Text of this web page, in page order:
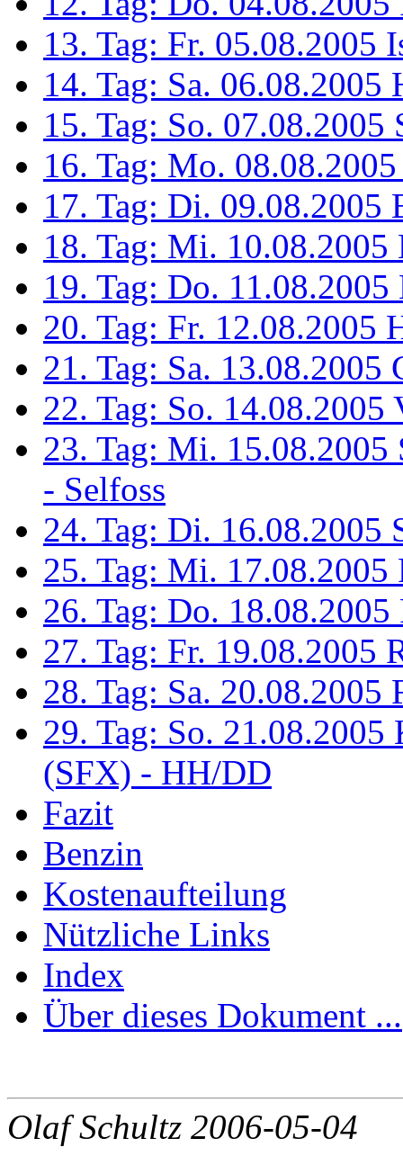
13. Tag: Fr. 05.08.2005
14. Tag: Sa.
15. Tag: So. 07.08.2005
16. Tag: Mo.
17. Tag: Di.
18. Tag: Mi.
19. Tag: Do.
20. Tag: Fr. 12.08.2005
21. Tag: Sa.
22. Tag: So. 14.08.2005
23. Tag: Mi.
- Selfoss
24. Tag: Di. 16.08.2005
25. Tag: Mi. 17.08.2005
26. Tag: Do.
27. Tag: Fr. 19.08.2005
28. Tag: Sa.
29. Tag: So.
(SFX) - HH/DD
Fazit
Benzin
Kostenaufteilung
Nützliche Links
Index
Über dieses Dokument ...
Olaf Schultz 2006-05-04